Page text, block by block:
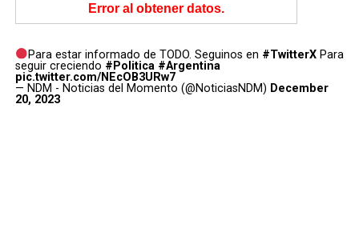
Error al obtener datos.
Para estar informado de TODO. Seguinos en #TwitterX Para
seguir creciendo #Politica #Argentina
pic.twitter.com/NEcOB3URw7
— NDM - Noticias del Momento (@NoticiasNDM) December
20, 2023